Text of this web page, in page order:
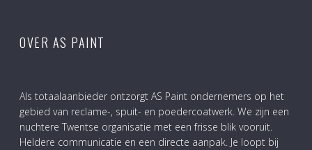
OVER AS PAINT
Als totaalaanbieder ontzorgt AS Paint ondernemers op het
gebied van reclame-, spuit- en poedercoatwerk. We zijn een
nuchtere Twentse organisatie met een frisse blik vooruit.
Heldere communicatie en een directe aanpak. Je loopt bij